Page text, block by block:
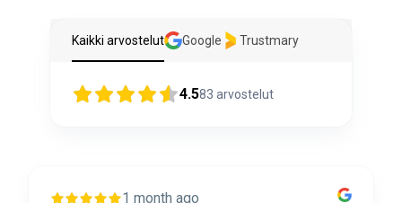
Kaikki arvostelut Google Trustmary
4.583 arvostelut
1 month ago